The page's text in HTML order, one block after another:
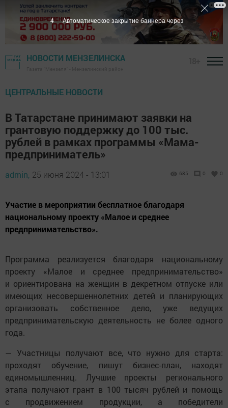
НОВОСТИ МЕНЗЕЛИНСКА
ЦЕНТРАЛЬНЫЕ НОВОСТИ
В Татарстане принимают заявки на
грантовую поддержку до 100 тыс.
рублей в рамках программы «Мама-
предприниматель»
admin, 25 июня 2024 - 13:01 685 0 0
Участие в мероприятии бесплатное благодаря
национальному проекту «Малое и среднее
предпринимательство».
Программа реализуется благодаря национальному
проекту «Малое и среднее предпринимательство»
и ориентирована на женщин в декретном отпуске или
имеющих несовершеннолетних детей и планирующих
организовать собственное дело, уже ведущих
предпринимательскую деятельность не более одного
года.
— Участницы получают все, что нужно для старта:
проходят обучение, пишут бизнес-план, находят
единомышленниц. Лучшие проекты регионального
этапа получают грант в 100 тысяч рублей и помощь
с продвижением продукции, а победители
3 Автоматическое закрытие баннера через